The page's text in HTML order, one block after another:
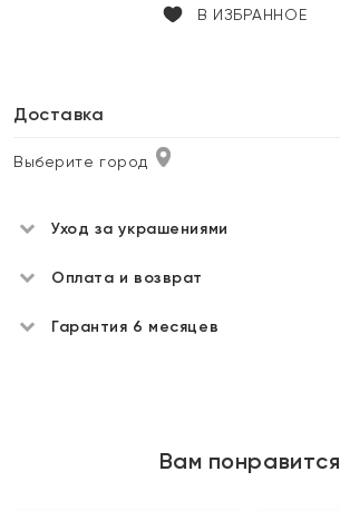
В ИЗБРАННОЕ
Доставка
Выберите город
Уход за украшениями
Оплата и возврат
Гарантия 6 месяцев
Вам понравится